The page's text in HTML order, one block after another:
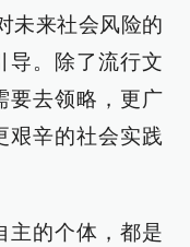
未来社会风险的
导。除了流行文
要去领略，更广
艰辛的社会实践
主的个体，都是